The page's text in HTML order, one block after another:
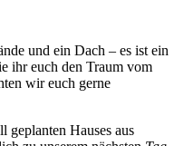
und ein Dach – es ist ein
ihr euch den Traum vom
wir euch gerne
geplanten Hauses aus